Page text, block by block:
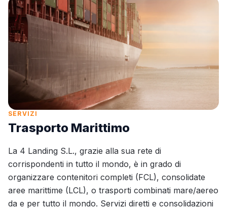
SERVIZI
Trasporto Marittimo
La 4 Landing S.L., grazie alla sua rete di
corrispondenti in tutto il mondo, è in grado di
organizzare contenitori completi (FCL), consolidate
aree marittime (LCL), o trasporti combinati mare/aereo
da e per tutto il mondo. Servizi diretti e consolidazioni